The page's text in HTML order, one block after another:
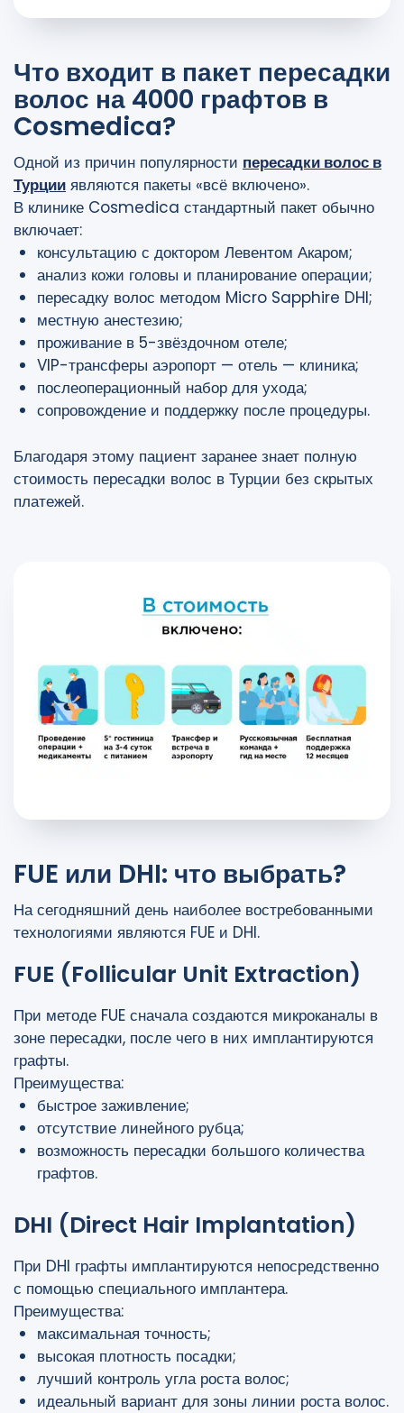
Что входит в пакет пересадки
волос на 4000 графтов в
Cosmedica?
Одной из причин популярности пересадки волос в
Турции являются пакеты «всё включено».
В клинике Cosmedica стандартный пакет обычно
включает:
консультацию с доктором Левентом Акаром;
анализ кожи головы и планирование операции;
пересадку волос методом Micro Sapphire DHI;
местную анестезию;
проживание в 5-звёздочном отеле;
VIP-трансферы аэропорт — отель — клиника;
послеоперационный набор для ухода;
сопровождение и поддержку после процедуры.
Благодаря этому пациент заранее знает полную
стоимость пересадки волос в Турции без скрытых
платежей.
FUE или DHI: что выбрать?
На сегодняшний день наиболее востребованными
технологиями являются FUE и DHI.
FUE (Follicular Unit Extraction)
При методе FUE сначала создаются микроканалы в
зоне пересадки, после чего в них имплантируются
графты.
Преимущества:
быстрое заживление;
отсутствие линейного рубца;
возможность пересадки большого количества
графтов.
DHI (Direct Hair Implantation)
При DHI графты имплантируются непосредственно
с помощью специального имплантера.
Преимущества:
максимальная точность;
высокая плотность посадки;
лучший контроль угла роста волос;
идеальный вариант для зоны линии роста волос.